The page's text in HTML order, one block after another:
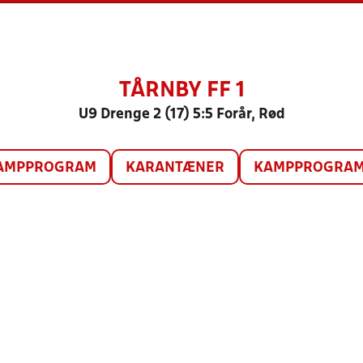
TÅRNBY FF 1
U9 Drenge 2 (17) 5:5 Forår, Rød
KARANTÆNER